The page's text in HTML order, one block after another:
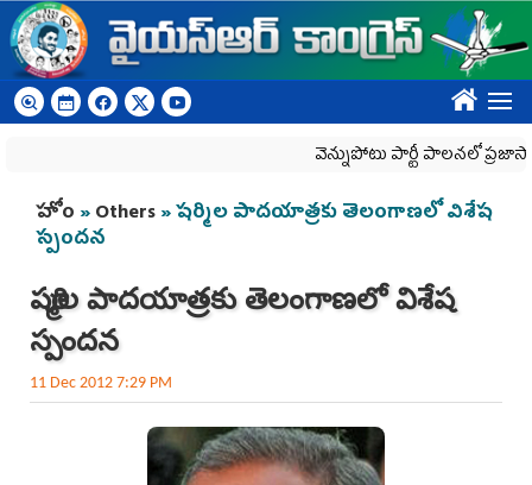
Skip to main content
????
వెన్నుపోటు పార్టీ పాలనలో
You are here
హోం »Others» షర్మిల పాదయాత్రకు తెలంగాణలో విశేష
స్పందన
షర్మిల పాదయాత్రకు తెలంగాణలో విశేష
స్పందన
11 Dec 2012 7:29 PM